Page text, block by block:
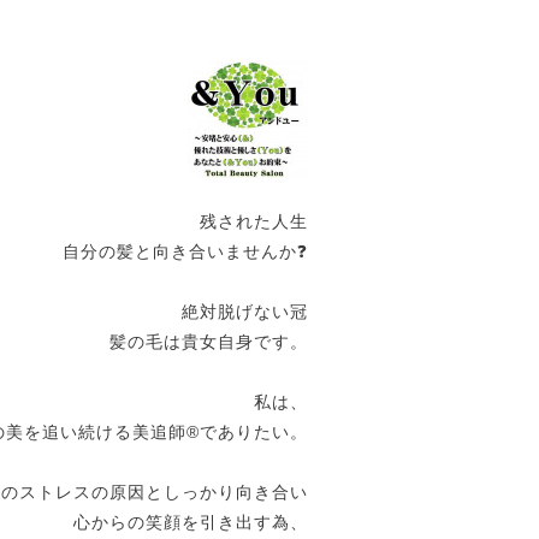
残された人生
自分の髪と向き合いませんか❓
絶対脱げない冠
髪の毛は貴女自身です。
私は、
美を追い続ける美追師®️でありたい。
ストレスの原因としっかり向き合い
心からの笑顔を引き出す為、